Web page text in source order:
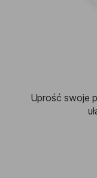
Uprość swoje